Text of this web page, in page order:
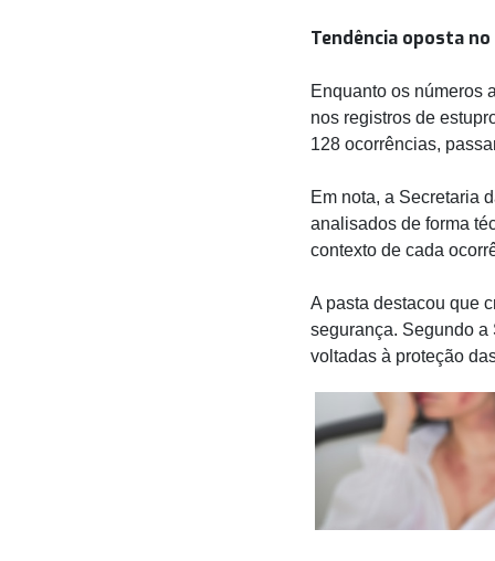
Tendência oposta
Enquanto os números
nos registros de
128 ocorrências,
Em nota, a Secretaria
analisados de forma
contexto de cada
A pasta destacou que
segurança. Segundo
voltadas à proteção